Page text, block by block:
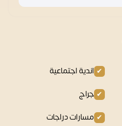
اندية اجتماعية
جراج
مسارات دراجات